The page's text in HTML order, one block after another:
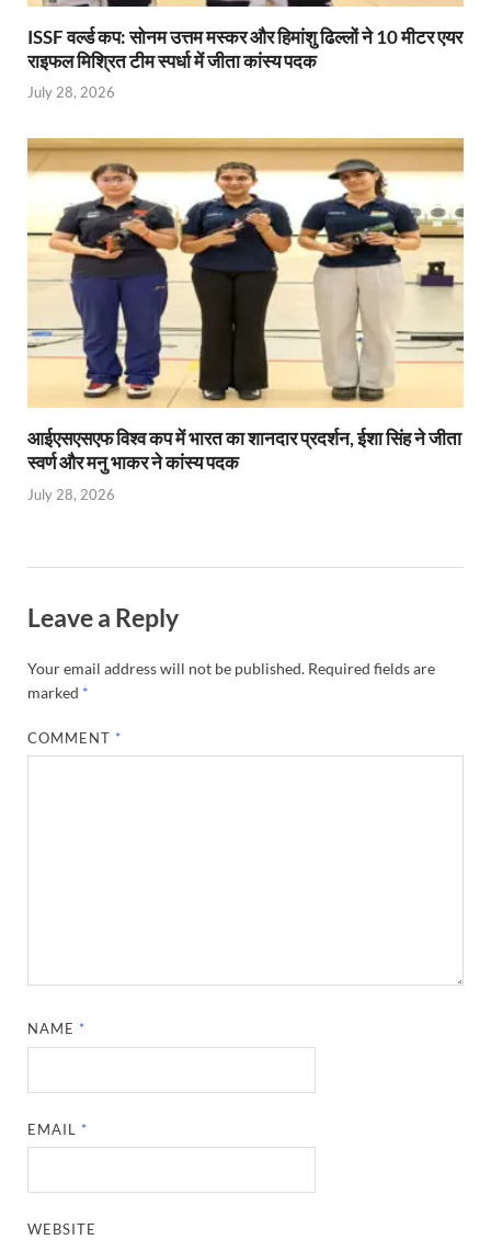
ISSF वर्ल्ड कप: सोनम उत्तम मस्कर और हिमांशु ढिल्लों ने 10 मीटर एयर
राइफल मिश्रित टीम स्पर्धा में जीता कांस्य पदक
July 28, 2026
आईएसएसएफ विश्व कप में भारत का शानदार प्रदर्शन, ईशा सिंह ने जीता
स्वर्ण और मनु भाकर ने कांस्य पदक
July 28, 2026
Leave a Reply
Your email address will not be published. Required fields are
marked *
COMMENT *
NAME *
EMAIL *
WEBSITE